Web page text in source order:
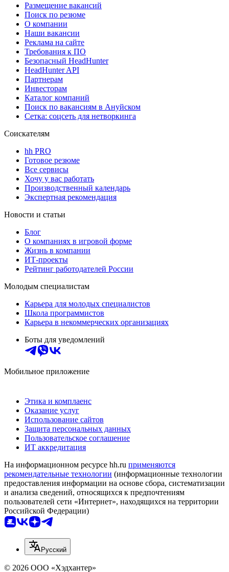
Размещение вакансий
Поиск по резюме
О компании
Наши вакансии
Реклама на сайте
Требования к ПО
Безопасный HeadHunter
HeadHunter API
Партнерам
Инвесторам
Каталог компаний
Поиск по вакансиям в Ануйском
Сетка: соцсеть для нетворкинга
Соискателям
hh PRO
Готовое резюме
Все сервисы
Хочу у вас работать
Производственный календарь
Экспертная рекомендация
Новости и статьи
Блог
О компаниях в игровой форме
Жизнь в компании
ИТ-проекты
Рейтинг работодателей России
Молодым специалистам
Карьера для молодых специалистов
Школа программистов
Карьера в некоммерческих организациях
Боты для уведомлений
Мобильное приложение
Этика и комплаенс
Оказание услуг
Использование сайтов
Защита персональных данных
Пользовательское соглашение
ИТ аккредитация
На информационном ресурсе hh.ru применяются
рекомендательные технологии (информационные технологии
предоставления информации на основе сбора, систематизации
и анализа сведений, относящихся к предпочтениям
пользователей сети «Интернет», находящихся на территории
Российской Федерации)
Русский
© 2026 ООО «Хэдхантер»